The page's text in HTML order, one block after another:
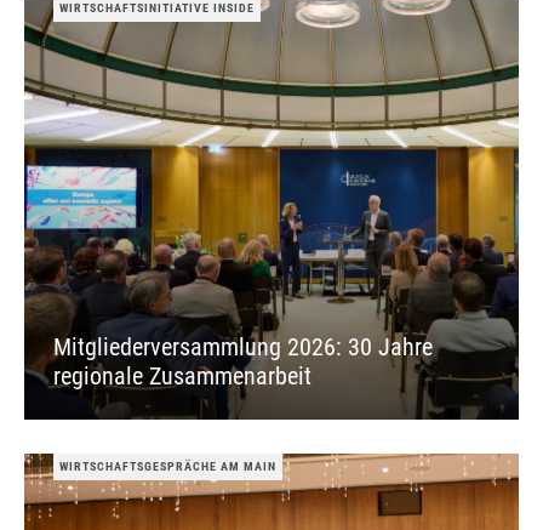
WIRTSCHAFTSINITIATIVE INSIDE
Mitgliederversammlung 2026: 30 Jahre
regionale Zusammenarbeit
WIRTSCHAFTSGESPRÄCHE AM MAIN